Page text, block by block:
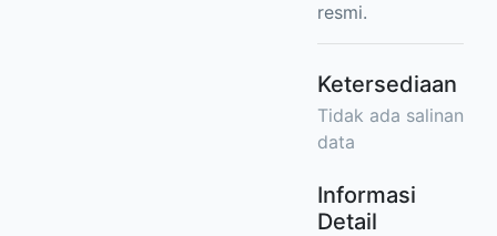
resmi.
Ketersediaan
Tidak ada salinan
data
Informasi
Detail